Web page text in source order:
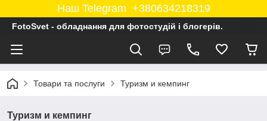
Наш Telegram +380634218319
FotoSvet - обладнання для фотостудій і блогерів.
Товари та послуги Туризм и кемпинг
Туризм и кемпинг